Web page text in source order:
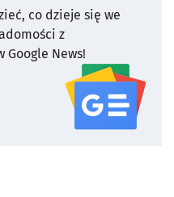
co dzieje się we
z
Google News!
serwisu